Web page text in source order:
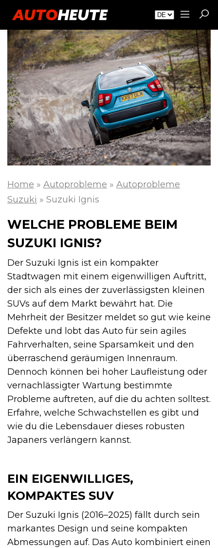
Home » Autoprobleme » Autoprobleme
Suzuki » Suzuki Ignis
WELCHE PROBLEME BEIM
SUZUKI IGNIS?
Der Suzuki Ignis ist ein kompakter
Stadtwagen mit einem eigenwilligen Auftritt,
der sich als eines der zuverlässigsten kleinen
SUVs auf dem Markt bewährt hat. Die
Mehrheit der Besitzer meldet so gut wie keine
Defekte und lobt das Auto für sein agiles
Fahrverhalten, seine Sparsamkeit und den
überraschend geräumigen Innenraum.
Dennoch können bei hoher Laufleistung oder
vernachlässigter Wartung bestimmte
Probleme auftreten, auf die du achten solltest.
Erfahre, welche Schwachstellen es gibt und
wie du die Lebensdauer dieses robusten
Japaners verlängern kannst.
EIN EIGENWILLIGES,
KOMPAKTES SUV
Der Suzuki Ignis (2016–2025) fällt durch sein
markantes Design und seine kompakten
Abmessungen auf. Das Auto kombiniert einen